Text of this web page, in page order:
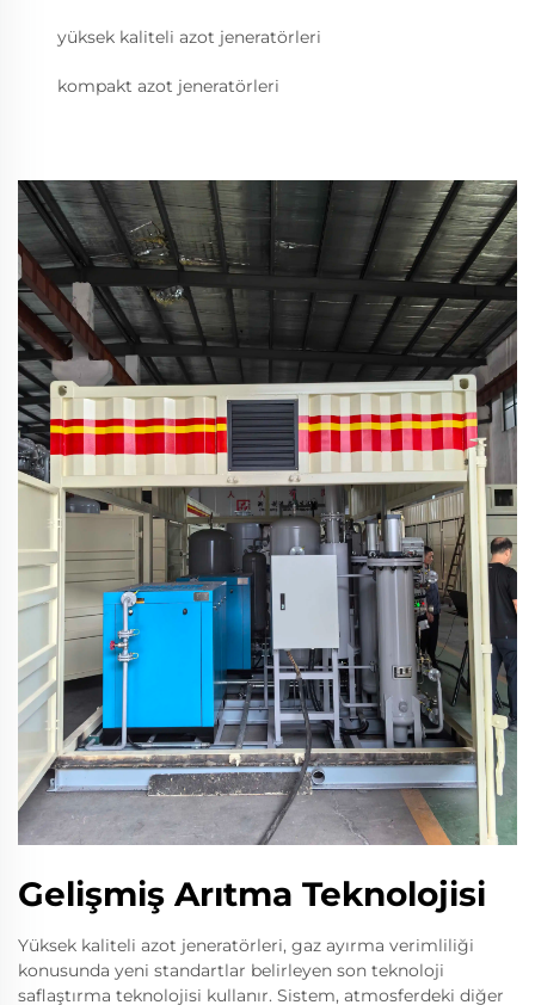
yüksek kaliteli azot jeneratörleri
kompakt azot jeneratörleri
Gelişmiş Arıtma Teknolojisi
Yüksek kaliteli azot jeneratörleri, gaz ayırma verimliliği
konusunda yeni standartlar belirleyen son teknoloji
saflaştırma teknolojisi kullanır. Sistem, atmosferdeki diğer